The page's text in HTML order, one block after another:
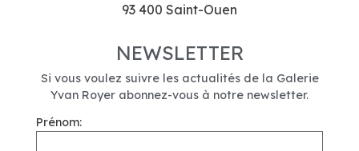
93 400 Saint-Ouen
NEWSLETTER
Si vous voulez suivre les actualités de la Galerie
Yvan Royer abonnez-vous à notre newsletter.
Prénom: